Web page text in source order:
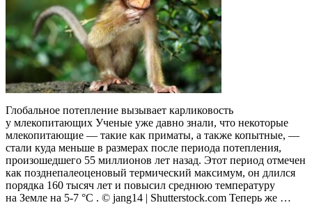
Глобальное потепление вызывает карликовость
у млекопитающих Ученые уже давно знали, что некоторые
млекопитающие — такие как приматы, а также копытные, —
стали куда меньше в размерах после периода потепления,
произошедшего 55 миллионов лет назад. Этот период отмечен
как позднепалеоценовый термический максимум, он длился
порядка 160 тысяч лет и повысил среднюю температуру
на Земле на 5-7 °С . © jang14 | Shutterstock.com Теперь же …